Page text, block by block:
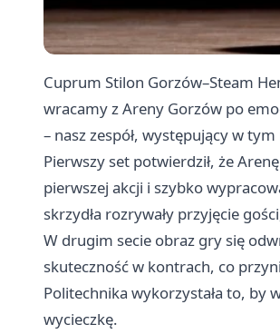
Cuprum Stilon Gorzów–Steam
wracamy z Areny Gorzów po
– nasz zespół, występujący w
Pierwszy set potwierdził, że
pierwszej akcji i szybko
skrzydła rozrywały przyjęcie
W drugim secie obraz gry się
skuteczność w kontrach, co
Politechnika wykorzystała to, by
wycieczkę.